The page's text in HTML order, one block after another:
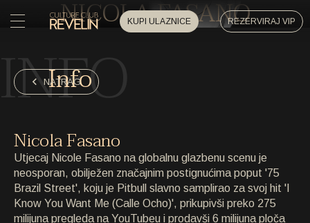
KUPI ULAZNICE REZERVIRAJ VIP
POČETNA
POČETNA
PRIVATNI DOGAĐAJI
PRIVATNI DOGAĐAJI
UMJETNICI
UMJETNICI
NICOLA FASANO
NATRAG
INFO
Info
Nicola Fasano
Utjecaj Nicole Fasano na globalnu glazbenu scenu je
neosporan, obilježen značajnim postignućima poput '75
Brazil Street', koju je Pitbull slavno samplirao za svoj hit 'I
Know You Want Me (Calle Ocho)', prikupivši preko 275
milijuna pregleda na YouTubeu i prodavši 6 milijuna ploča